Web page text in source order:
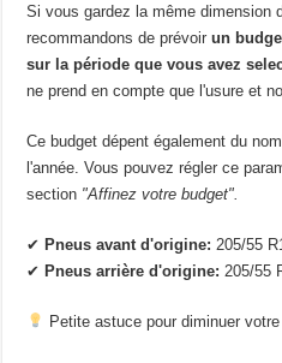
Si vous gardez la même dimension
recommandons de prévoirun
sur la période que vous avez
ne prend en compte que l'usure et
Ce budget dépent également du
l'année. Vous pouvez régler ce
section "Affinez votre budget".
✔ Pneus avant d'origine: 205/55
✔ Pneus arrière d'origine: 205/55
Petite astuce pour diminuer